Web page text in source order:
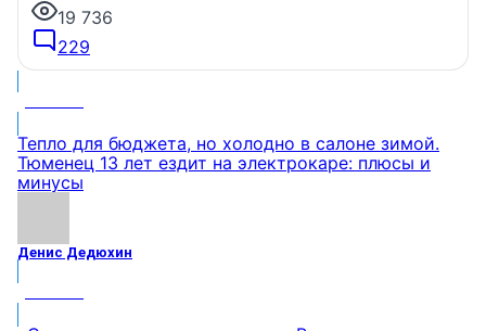
19 736
229
Тепло для бюджета, но холодно в салоне зимой.
Тюменец 13 лет ездит на электрокаре: плюсы и
минусы
Денис Дедюхин